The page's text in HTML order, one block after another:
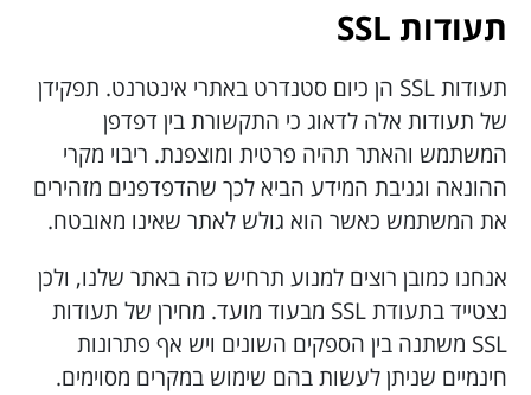
תעודות SSL
תעודות SSL הן כיום סטנדרט באתרי אינטרנט. תפקידן
של תעודות אלה לדאוג כי התקשורת בין דפדפן
המשתמש והאתר תהיה פרטית ומוצפנת. ריבוי מקרי
ההונאה וגניבת המידע הביא לכך שהדפדפנים מזהירים
את המשתמש כאשר הוא גולש לאתר שאינו מאובטח.
אנחנו כמובן רוצים למנוע תרחיש כזה באתר שלנו, ולכן
נצטייד בתעודת SSL מבעוד מועד. מחירן של תעודות
SSL משתנה בין הספקים השונים ויש אף פתרונות
חינמיים שניתן לעשות בהם שימוש במקרים מסוימים.